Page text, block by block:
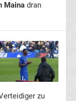
Maina dran
zu